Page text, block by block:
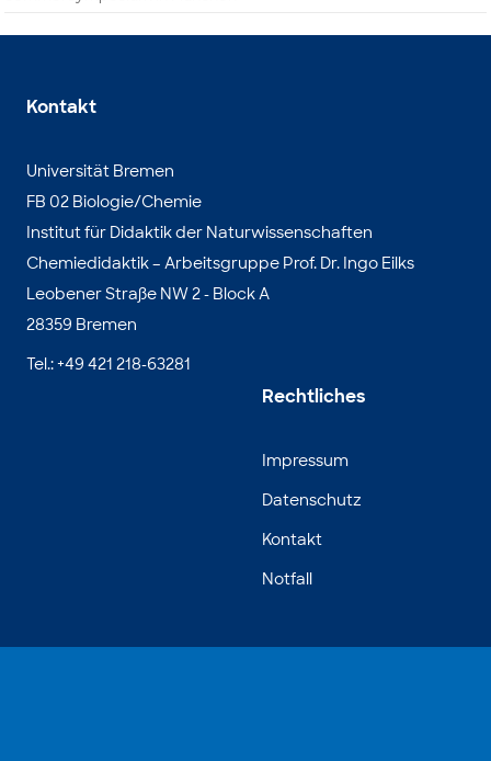
Kontakt
Universität Bremen
FB 02 Biologie/Chemie
Institut für Didaktik der Naturwissenschaften
Chemiedidaktik – Arbeitsgruppe Prof. Dr. Ingo Eilks
Leobener Straße NW 2 - Block A
28359 Bremen
Tel.: +49 421 218-63281
Rechtliches
Impressum
Datenschutz
Kontakt
Notfall